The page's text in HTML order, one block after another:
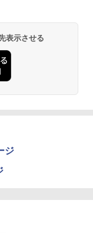
ヤレス コントロー
ト)
ヤレス コントロー
バッテリー + US
限城編 第一章 猗
ジナル巾着＋メー
振りの剣、十翼よ
き下ろしイラスト
表示させる
ジ